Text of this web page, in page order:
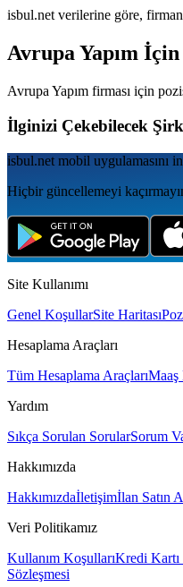
isbul.net verilerine göre,
Avrupa Yapım İçin
Avrupa Yapım firması için
İlginizi Çekebilecek
isbul.net mobil uygulamаsını
Hiçbir güncellemeyi
Site Kullanımı
Genel KoşullarSite Haritası
Hesaplama Araçları
Tüm Hesaplama AraçlarıMaaş
Yardım
Sıkça Sorulan SorularSorum
Hakkımızda
Hakkımızdaİletişimİlan Satın
Veri Politikamız
Kullanım KoşullarıKredi Kartı
Sözleşmesi